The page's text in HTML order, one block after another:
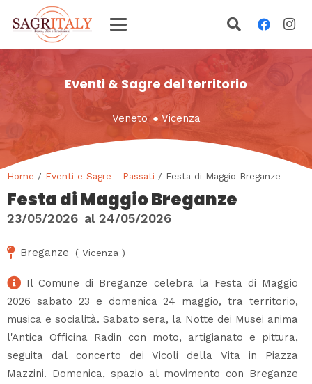
Eventi & Sagre del territorio
Veneto ●Vicenza
Home / Eventi e Sagre - Passati / Festa di Maggio Breganze
Festa di Maggio Breganze
23/05/2026 al 24/05/2026
Breganze ( Vicenza )
Il Comune di Breganze celebra la Festa di Maggio
2026 sabato 23 e domenica 24 maggio, tra territorio,
musica e socialità. Sabato sera, la Notte dei Musei anima
l'Antica Officina Radin con moto, artigianato e pittura,
seguita dal concerto dei Vicoli della Vita in Piazza
Mazzini. Domenica, spazio al movimento con Breganze